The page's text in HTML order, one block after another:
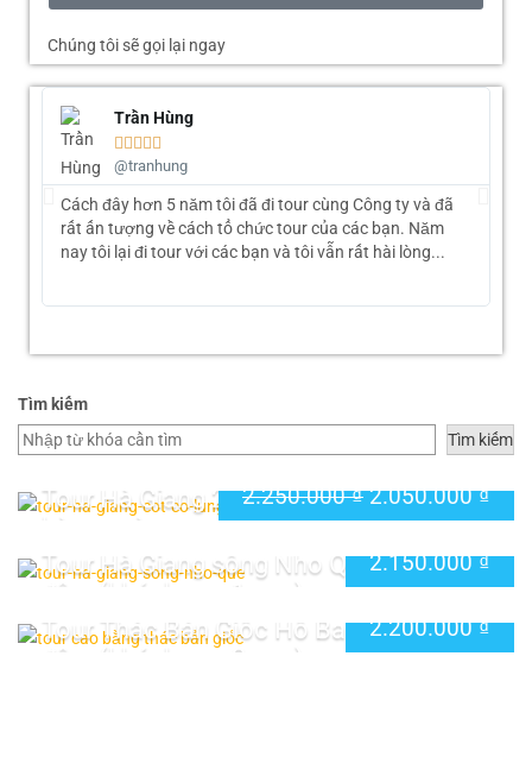
Chúng tôi sẽ gọi lại ngay
Trần Hùng
    
@tranhung
Cách đây hơn 5 năm tôi đã đi tour cùng Công ty và đã
rất ấn tượng về cách tổ chức tour của các bạn. Năm
nay tôi lại đi tour với các bạn và tôi vẫn rất hài lòng...
Tìm kiếm
Tìm kiếm
Giảm giá!
Tour Hà Giang 2 ngày 3 đêm khởi hành
hàng ngày
2.250.000₫ 2.050.000₫
Tour Hà Giang sông Nho Quế 3 ngày 2
đêm (khách sạn 1 sao)
2.150.000₫
Tour Thác Bản Giốc Hồ Ba Bể 3 ngày 2
đêm (khách sạn 2 sao)
2.200.000₫